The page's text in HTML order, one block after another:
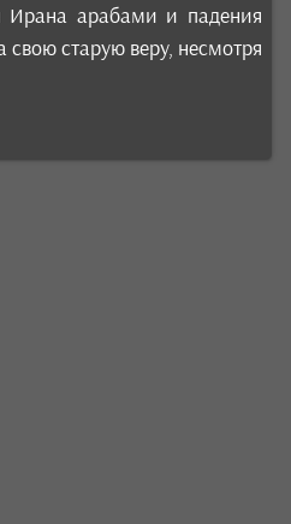
Ирана арабами и падения
старую веру, несмотря